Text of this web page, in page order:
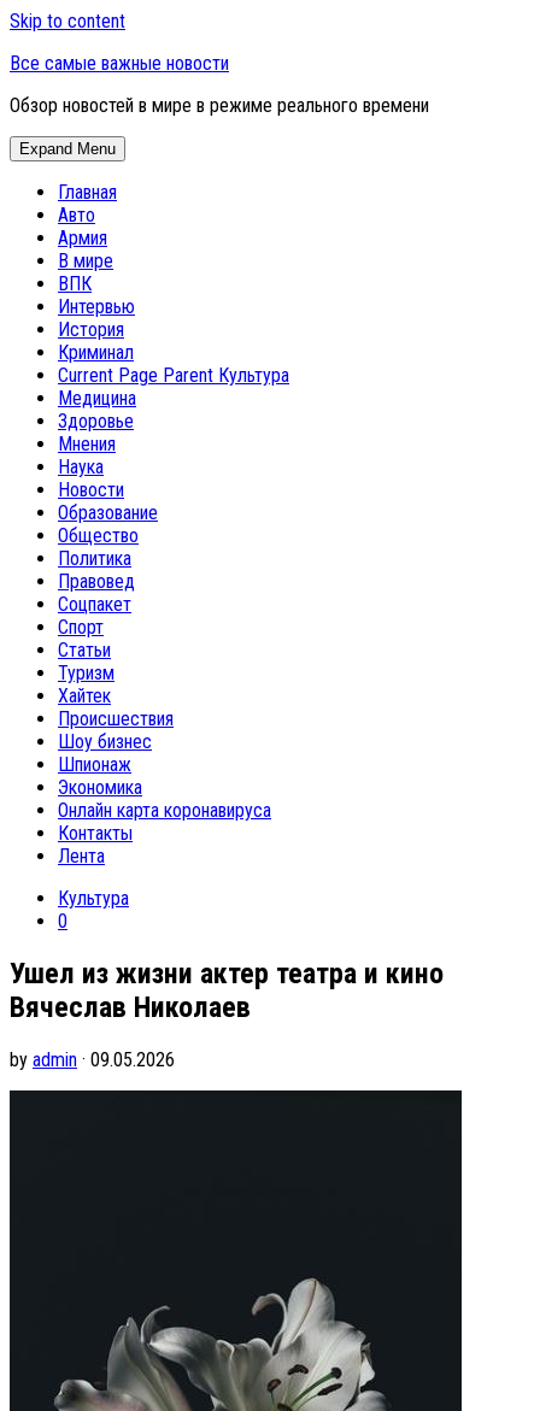
Skip to content
Все самые важные новости
Обзор новостей в мире в режиме реального времени
Expand Menu
Главная
Авто
Армия
В мире
ВПК
Интервью
История
Криминал
Current Page Parent Культура
Медицина
Здоровье
Мнения
Наука
Новости
Образование
Общество
Политика
Правовед
Соцпакет
Спорт
Статьи
Туризм
Хайтек
Происшествия
Шоу бизнес
Шпионаж
Экономика
Онлайн карта коронавируса
Контакты
Лента
Культура
0
Ушел из жизни актер театра и кино
Вячеслав Николаев
by admin · 09.05.2026